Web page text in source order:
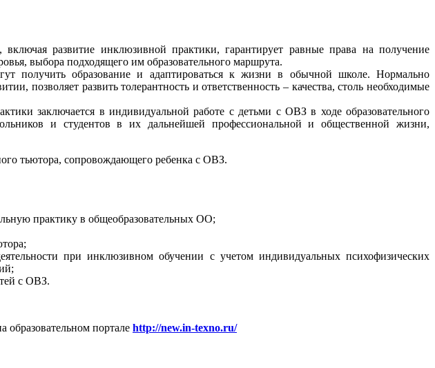
включая развитие инклюзивной практики, гарантирует равные права на получение
выбора подходящего им образовательного маршрута.
получить образование и адаптироваться к жизни в обычной школе. Нормально
позволяет развить толерантность и ответственность – качества, столь необходимые
заключается в индивидуальной работе с детьми с ОВЗ в ходе образовательного
и студентов в их дальнейшей профессиональной и общественной жизни,
тьютора, сопровождающего ребенка с ОВЗ.
практику в общеобразовательных ОО;
при инклюзивном обучении с учетом индивидуальных психофизических
с ОВЗ.
образовательном портале http://new.in-texno.ru/